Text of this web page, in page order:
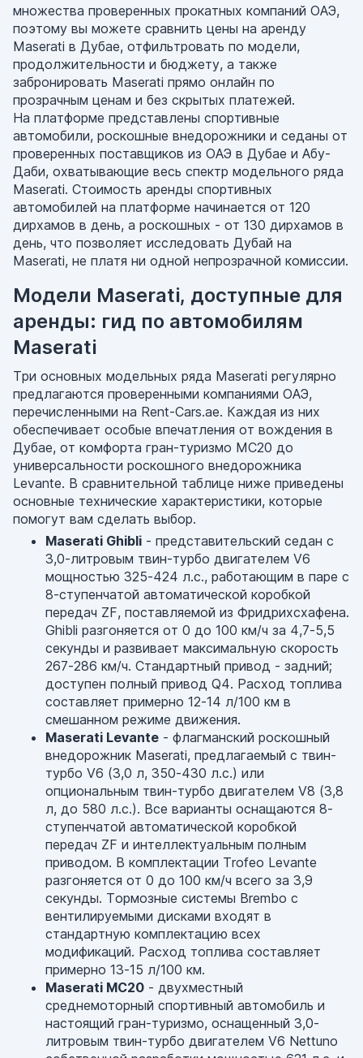
множества проверенных прокатных компаний ОАЭ,
поэтому вы можете сравнить цены на аренду
Maserati в Дубае, отфильтровать по модели,
продолжительности и бюджету, а также
забронировать Maserati прямо онлайн по
прозрачным ценам и без скрытых платежей.
На платформе представлены спортивные
автомобили, роскошные внедорожники и седаны от
проверенных поставщиков из ОАЭ в Дубае и Абу-
Даби, охватывающие весь спектр модельного ряда
Maserati. Стоимость аренды спортивных
автомобилей на платформе начинается от 120
дирхамов в день, а роскошных - от 130 дирхамов в
день, что позволяет исследовать Дубай на
Maserati, не платя ни одной непрозрачной комиссии.
Модели Maserati, доступные для
аренды: гид по автомобилям
Maserati
Три основных модельных ряда Maserati регулярно
предлагаются проверенными компаниями ОАЭ,
перечисленными на Rent-Cars.ae. Каждая из них
обеспечивает особые впечатления от вождения в
Дубае, от комфорта гран-туризмо MC20 до
универсальности роскошного внедорожника
Levante. В сравнительной таблице ниже приведены
основные технические характеристики, которые
помогут вам сделать выбор.
Maserati Ghibli - представительский седан с
3,0-литровым твин-турбо двигателем V6
мощностью 325-424 л.с., работающим в паре с
8-ступенчатой автоматической коробкой
передач ZF, поставляемой из Фридрихсхафена.
Ghibli разгоняется от 0 до 100 км/ч за 4,7-5,5
секунды и развивает максимальную скорость
267-286 км/ч. Стандартный привод - задний;
доступен полный привод Q4. Расход топлива
составляет примерно 12-14 л/100 км в
смешанном режиме движения.
Maserati Levante - флагманский роскошный
внедорожник Maserati, предлагаемый с твин-
турбо V6 (3,0 л, 350-430 л.с.) или
опциональным твин-турбо двигателем V8 (3,8
л, до 580 л.с.). Все варианты оснащаются 8-
ступенчатой автоматической коробкой
передач ZF и интеллектуальным полным
приводом. В комплектации Trofeo Levante
разгоняется от 0 до 100 км/ч всего за 3,9
секунды. Тормозные системы Brembo с
вентилируемыми дисками входят в
стандартную комплектацию всех
модификаций. Расход топлива составляет
примерно 13-15 л/100 км.
Maserati MC20 - двухместный
среднемоторный спортивный автомобиль и
настоящий гран-туризмо, оснащенный 3,0-
литровым твин-турбо двигателем V6 Nettuno